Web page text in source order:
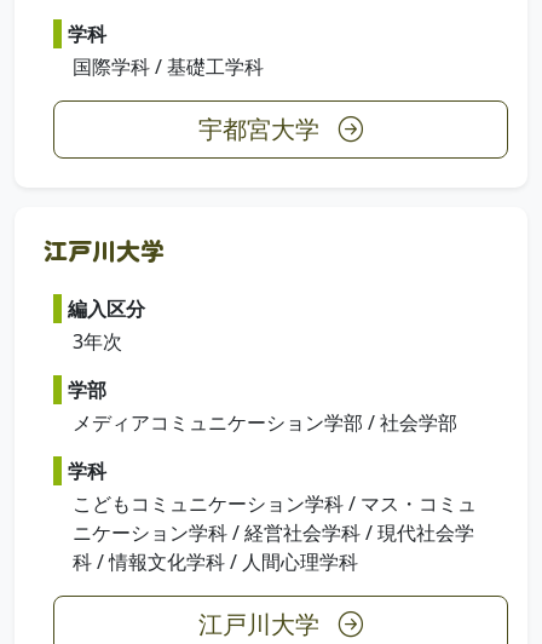
学科
国際学科 / 基礎工学科
宇都宮大学
江戸川大学
編入区分
3年次
学部
メディアコミュニケーション学部 / 社会学部
学科
こどもコミュニケーション学科 / マス・コミュ
ニケーション学科 / 経営社会学科 / 現代社会学
科 / 情報文化学科 / 人間心理学科
江戸川大学